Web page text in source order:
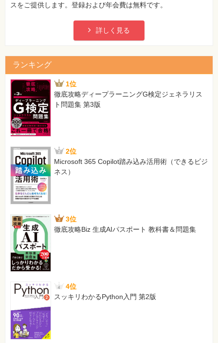
スをご提供します。登録および年会費は無料です。
詳しく見る
ランキング
1位
徹底攻略ディープラーニングG検定ジェネラリス
ト問題集 第3版
2位
Microsoft 365 Copilot踏み込み活用術（できるビジ
ネス）
3位
徹底攻略Biz 生成AIパスポート 教科書＆問題集
4位
スッキリわかるPython入門 第2版